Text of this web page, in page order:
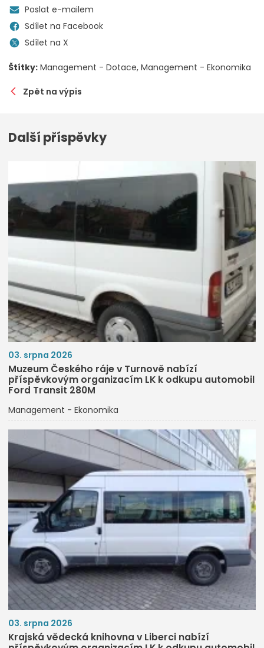
Poslat e-mailem
Sdílet na Facebook
Sdílet na X
Štítky: Management - Dotace Management - Ekonomika
Zpět na výpis
Další příspěvky
03. srpna 2026
Muzeum Českého ráje v Turnově nabízí
příspěvkovým organizacím LK k odkupu automobil
Ford Transit 280M
Management - Ekonomika
03. srpna 2026
Krajská vědecká knihovna v Liberci nabízí